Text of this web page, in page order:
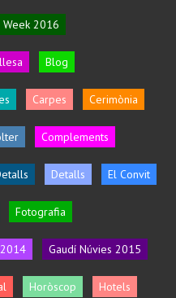
2016
Blog
Carpes Cerimònia
Complements
Detalls El Convit
Fotografia
Gaudí Núvies 2015
Horòscop Hotels